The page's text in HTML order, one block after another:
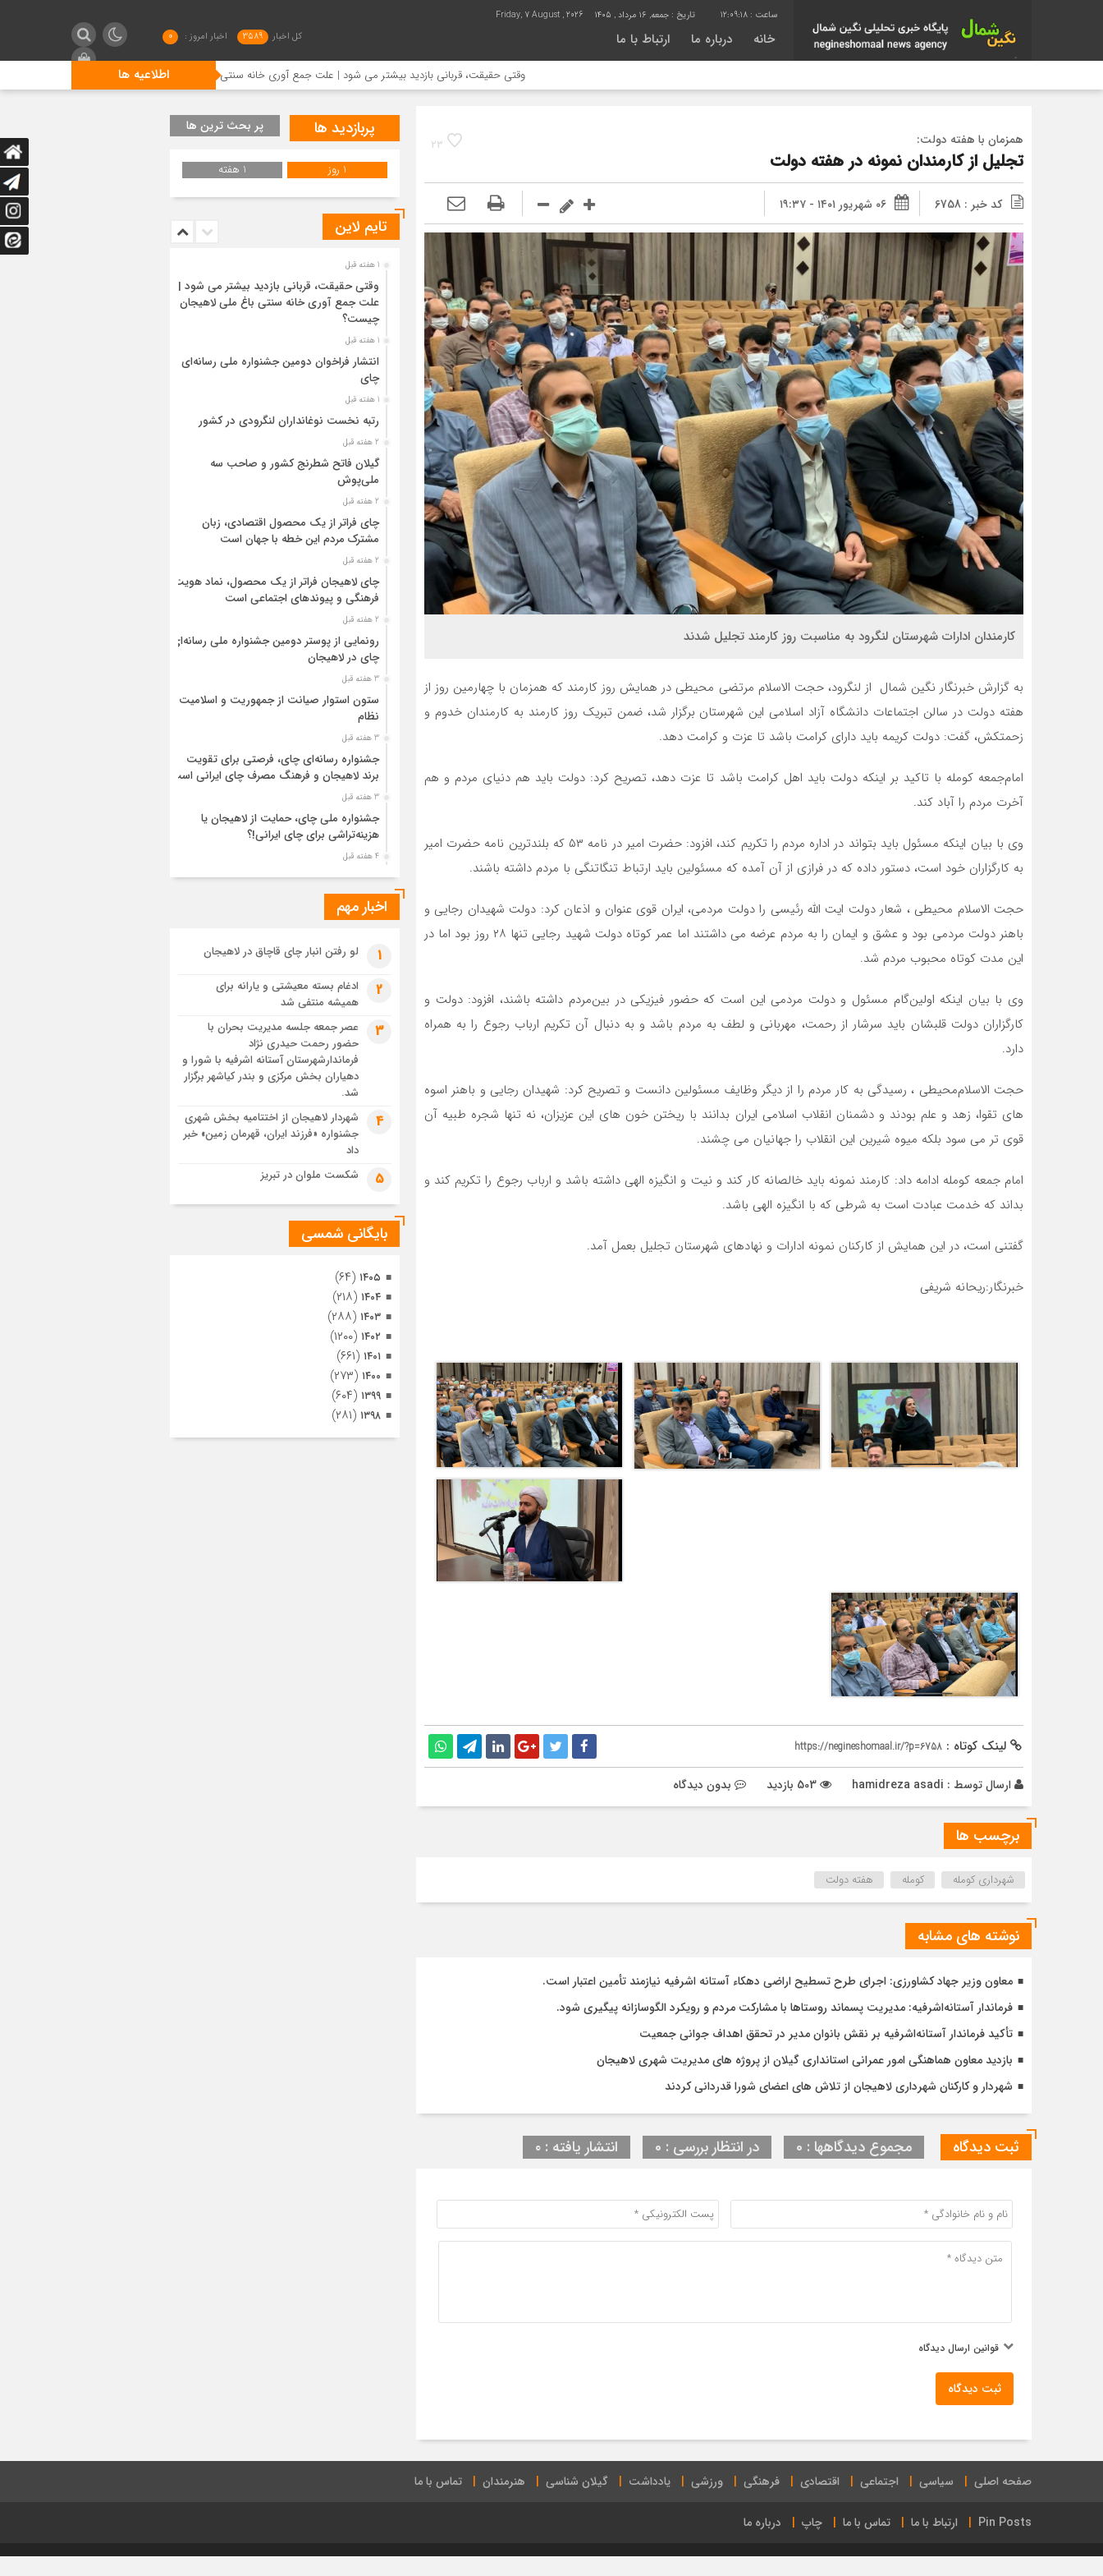
12:09:19 تاریخ : جمعه, ۱۶ مرداد , ۱۴۰۵ Friday, 7 August , 2026
خانه درباره ما ارتباط با ما کل اخبار 3589 اخبار امروز : 0
اطلاعیه ها وقتی حقیقت، قربانی بازدید بیشتر می شود | علت جمع آوری خانه سنتی باغ ملی لاهیجان چیست؟
23 همزمان با هفته دولت:
تجلیل از کارمندان نمونه در هفته دولت
کد خبر : 6758 ۰۶ شهریور ۱۴۰۱ - ۱۹:۳۷
کارمندان ادارات شهرستان لنگرود به مناسبت روز کارمند تجلیل شدند
به گزارش خبرنگار نگین شمال از لنگرود، حجت الاسلام مرتضی محیطی در همایش روز کارمند که همزمان با چهارمین روز از
هفته دولت در سالن اجتماعات دانشگاه آزاد اسلامی این شهرستان برگزار شد، ضمن تبریک روز کارمند به کارمندان خدوم و
زحمتکش، گفت: دولت کریمه باید دارای کرامت باشد تا عزت و کرامت دهد.
امام‌جمعه کومله با تاکید بر اینکه دولت باید اهل کرامت باشد تا عزت دهد، تصریح کرد: دولت باید هم دنیای مردم و هم
آخرت مردم را آباد کند.
وی با بیان اینکه مسئول باید بتواند در اداره مردم را تکریم کند، افزود: حضرت امیر در نامه ۵۳ که بلندترین نامه حضرت امیر
به کارگزاران خود است، دستور داده که در فرازی از آن آمده که مسئولین باید ارتباط تنگاتنگی با مردم داشته باشند.
حجت الاسلام محیطی ، شعار دولت ایت الله رئیسی را دولت مردمی، ایران قوی عنوان و اذعان کرد: دولت شهیدان رجایی و
باهنر دولت مردمی بود و عشق و ایمان را به مردم عرضه می داشتند اما عمر کوتاه دولت شهید رجایی تنها ۲۸ روز بود اما در
این مدت کوتاه محبوب مردم شد.
وی با بیان اینکه اولین‌گام مسئول و دولت مردمی این است که حضور فیزیکی در بین‌مردم داشته باشند، افزود: دولت و
کارگزاران دولت قلبشان باید سرشار از رحمت، مهربانی و لطف به مردم باشد و به دنبال آن تکریم ارباب رجوع را به همراه
دارد.
حجت الاسلام‌محیطی ، رسیدگی به کار مردم را از دیگر وظایف مسئولین دانست و تصریح کرد: شهیدان رجایی و باهنر اسوه
های تقوا، زهد و علم بودند و دشمنان انقلاب اسلامی ایران بدانند با ریختن خون های این عزیزان، نه تنها شجره طبیه آن
قوی تر می سود بلکه میوه شیرین این انقلاب را جهانیان می چشند.
امام جمعه کومله ادامه داد: کارمند نمونه باید خالصانه کار کند و نیت و انگیزه الهی داشته باشد و ارباب رجوع را تکریم کند و
بداند که خدمت عبادت است به شرطی که با انگیزه الهی باشد.
گفتنی است، در این همایش از کارکنان نمونه ادارات و نهادهای شهرستان تجلیل بعمل آمد.
خبرنگار:ریحانه شریفی
لینک کوتاه : https://negineshomaal.ir/?p=6758
ارسال توسط : hamidreza asadi بدون دیدگاه
برچسب ها
شهرداری کومله کومله هفته دولت
نوشته های مشابه
معاون وزیر جهاد کشاورزی: اجرای طرح تسطیح اراضی دهکاء آستانه اشرفیه نیازمند تأمین اعتبار است.
فرماندار آستانه‌اشرفیه: مدیریت پسماند روستاها با مشارکت مردم و رویکرد الگوسازانه پیگیری شود.
تأکید فرماندار آستانه‌اشرفیه بر نقش بانوان مدیر در تحقق اهداف جوانی جمعیت
بازدید معاون هماهنگی امور عمرانی استانداری گیلان از پروژه های مدیریت شهری لاهیجان
شهردار و کارکنان شهرداری لاهیجان از تلاش های اعضای شورا قدردانی کردند
ثبت دیدگاه مجموع دیدگاهها : 0 در انتظار بررسی : 0 انتشار یافته : ۰
قوانین ارسال دیدگاه
ثبت دیدگاه
پربازدید ها پر بحث ترین ها
1 روز 1 هفته
تایم لاین
1 هفته قبل
وقتی حقیقت، قربانی بازدید بیشتر می شود |
علت جمع آوری خانه سنتی باغ ملی لاهیجان
چیست؟
1 هفته قبل
انتشار فراخوان دومین جشنواره ملی رسانه‌ای
چای
1 هفته قبل
رتبه نخست نوغانداران لنگرودی در کشور
2 هفته قبل
گیلان فاتح شطرنج کشور و صاحب سه
ملی‌پوش
2 هفته قبل
چای فراتر از یک محصول اقتصادی، زبان
مشترک مردم این خطه با جهان است
2 هفته قبل
چای لاهیجان فراتر از یک محصول، نماد هویت
فرهنگی و پیوندهای اجتماعی است
2 هفته قبل
رونمایی از پوستر دومین جشنواره ملی رسانه‌ای
چای در لاهیجان
3 هفته قبل
ستون استوار صیانت از جمهوریت و اسلامیت
نظام
3 هفته قبل
جشنواره رسانه‌ای چای، فرصتی برای تقویت
برند لاهیجان و فرهنگ مصرف چای ایرانی است
3 هفته قبل
جشنواره ملی چای، حمایت از لاهیجان یا
هزینه‌تراشی برای چای ایرانی!؟
4 هفته قبل
پیکر مطهر رهبر شهید انقلاب در حرم مطهر
رضوی آرام گرفت
آخر در آستان امام رئوف
تصاویر هوایی مراسم تشییع پیکر مطهر آقای
شهید ایران – مشهد
4 هفته قبل
مراسم تشییع پیکر مطهر آقای شهید ایران –
مشهد
تصاویری از تراکم جمعیت حاضر در میدان
ثورهالعشرین نجف اشرف
اخبار مهم
1 لو رفتن انبار چای قاچاق در لاهیجان
2
ادغام بسته معیشتی و یارانه برای
همیشه منتفی شد
3
عصر جمعه جلسه مدیریت بحران با
حضور رحمت حیدری نژاد
فرماندارشهرستان آستانه اشرفیه با شورا و
دهیاران بخش مرکزی و بندر کیاشهر برگزار
شد.
4
شهردار لاهیجان از اختتامیه بخش شهری
جشنواره «فرزند ایران، قهرمان زمین» خبر
داد
5 شکست ملوان در تبریز
بایگانی شمسی
۱۴۰۵ (۶۴)
۱۴۰۴ (۲۱۸)
۱۴۰۳ (۲۸۸)
۱۴۰۲ (۱۲۰۰)
۱۴۰۱ (۶۶۱)
۱۴۰۰ (۲۷۳)
۱۳۹۹ (۶۰۴)
۱۳۹۸ (۲۸۱)
صفحه اصلی سیاسی اجتماعی اقتصادی فرهنگی ورزشی یادداشت گیلان شناسی هنرمندان تماس با ما
Pin Posts ارتباط با ما تماس با ما چاپ درباره ما